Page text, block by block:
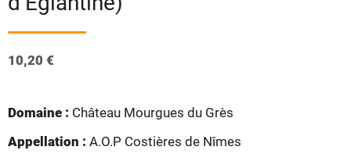
10,20 €
Domaine : Château Mourgues du Grès
Appellation : A.O.P Costières de Nîmes